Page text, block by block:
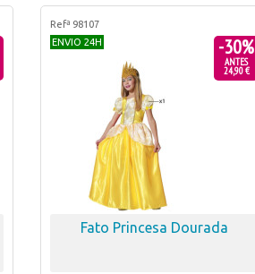
Refª 98107
ENVIO 24H
-30%
ANTES
24,90 €
Fato Princesa Dourada